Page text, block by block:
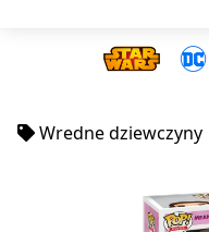
Wredne dziewczyny